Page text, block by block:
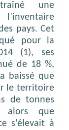
une
pays. Cet
pour la
(1), ses
de 18 %,
baissé que
le territoire
de tonnes
alors que
s’élevait à